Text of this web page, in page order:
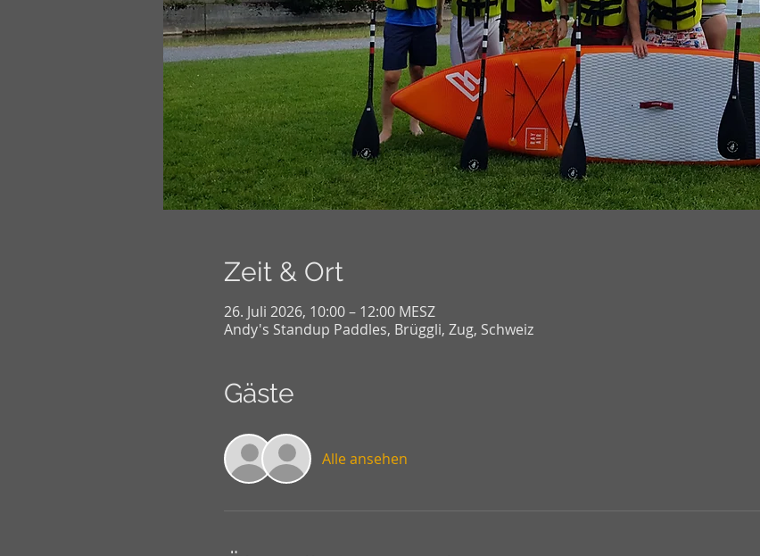
Zeit & Ort
26. Juli 2026, 10:00 – 12:00 MESZ
Andy's Standup Paddles, Brüggli, Zug, Schweiz
Gäste
Alle ansehen